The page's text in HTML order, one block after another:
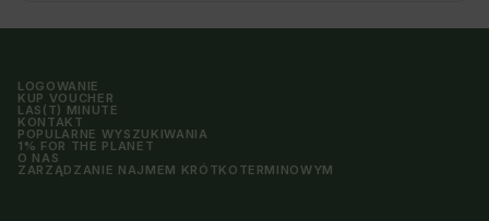
LOGOWANIE
KUP VOUCHER
LAS(T) MINUTE
KONTAKT
POPULARNE WYSZUKIWANIA
1% FOR THE PLANET
O NAS
ZARZĄDZANIE NAJMEM KRÓTKOTERMINOWYM